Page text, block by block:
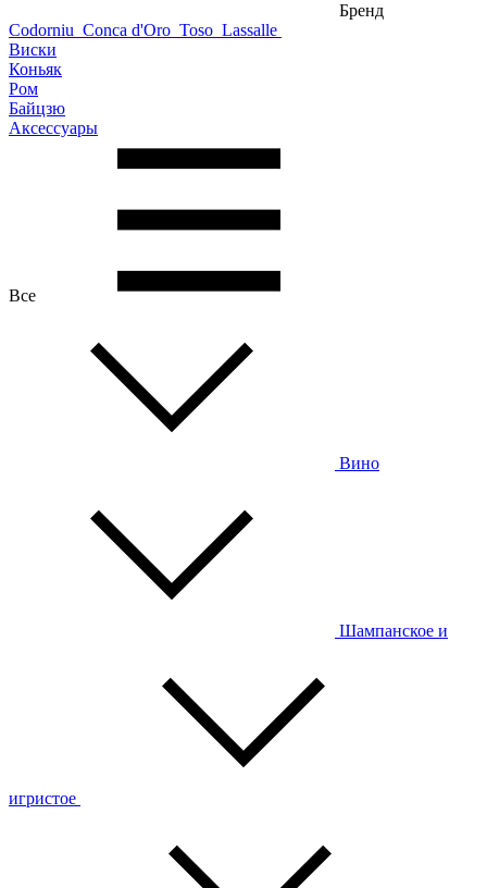
Бренд
Codorniu Conca d'Oro Toso Lassalle
Виски
Коньяк
Ром
Байцзю
Аксессуары
Все
Вино
Шампанское и
игристое